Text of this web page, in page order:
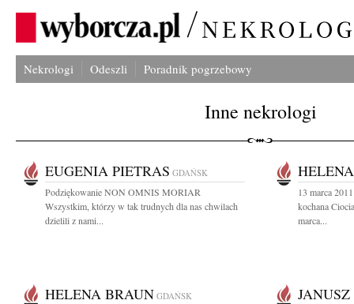
Nekrologi Odeszli Poradnik pogrzebowy
Inne nekrologi
EUGENIA PIETRAS GDAŃSK
Podziękowanie NON OMNIS MORIAR
Wszystkim, którzy w tak trudnych dla nas chwilach
dzielili z nami...
13 marca
kochana
marca...
HELENA BRAUN GDAŃSK